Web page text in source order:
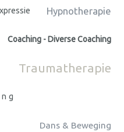
Hypnotherapie
Coaching - Diverse Coaching
Traumatherapie
Dans & Beweging